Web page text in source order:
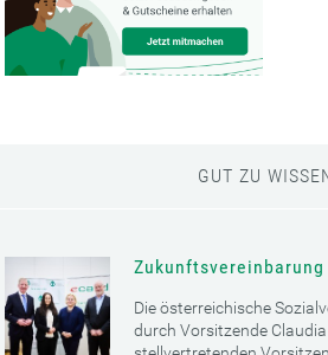
GUT ZU
Die österreichische
durch Vorsitzende